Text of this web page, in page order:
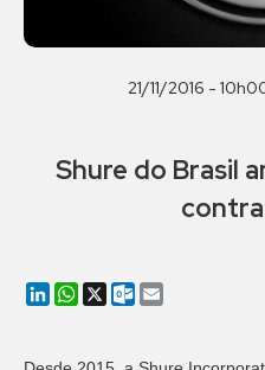
21/11/2016 -
Shure do Brasil
LinkedIn
WhatsApp
X Outlook.com